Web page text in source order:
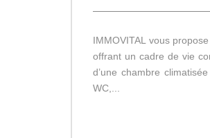
IMMOVITAL vous
offrant un cadre de vie
d’une chambre
WC,...